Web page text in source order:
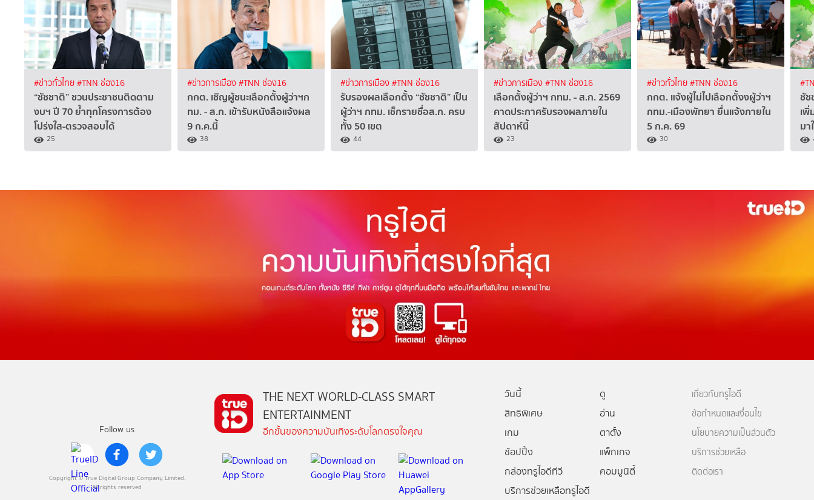
#ข่าวทั่วไทย#TNN ช่อง16
“ชัชชาติ” ชวนประชาชนติดตาม
งบฯ ปี 70 ย้ำทุกโครงการต้อง
โปร่งใส-ตรวจสอบได้
25
#ข่าวการเมือง#TNN ช่อง16
กกต. เชิญผู้ชนะเลือกตั้งผู้ว่าฯก
ทม. - ส.ก. เข้ารับหนังสือแจ้งผล
9 ก.ค.นี้
38
#ข่าวการเมือง#TNN ช่อง16
รับรองผลเลือกตั้ง “ชัชชาติ” เป็น
ผู้ว่าฯ กทม. เช็กรายชื่อส.ก. ครบ
ทั้ง 50 เขต
44
#ข่าวการเมือง#TNN ช่อง16
เลือกตั้งผู้ว่าฯ กทม. - ส.ก. 2569
คาดประกาศรับรองผลภายใน
สัปดาห์นี้
23
#ข่าวทั่วไทย#TNN ช่อง16
กกต. แจ้งผู้ไม่ไปเลือกตั้งงผู้ว่าฯ
กทม.-เมืองพัทยา ยื่นแจ้งภายใน
5 ก.ค. 69
30
ชัช
เ
ม
Follow us
Copyright © True Digital Group Company Limited.
All rights reserved
THE NEXT WORLD-CLASS SMART
ENTERTAINMENT
อีกขั้นของความบันเทิงระดับโลกตรงใจคุณ
วันนี้
ดู
สิทธิพิเศษ
อ่าน
เกม
ตาตั้ง
ช้อปปิ้ง
แพ็กเกจ
กล่องทรูไอดีทีวี
คอมมูนิตี้
บริการช่วยเหลือทรูไอดี
เกี่ยวกับทรูไอดี
ข้อกำหนดและเงื่อนไข
นโยบายความเป็นส่วนตัว
บริการช่วยเหลือ
ติดต่อเรา